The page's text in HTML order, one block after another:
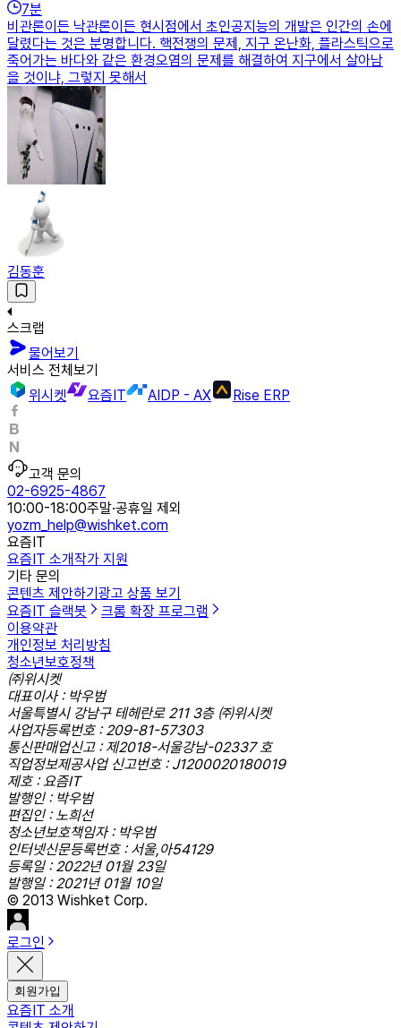
7분
비관론이든 낙관론이든 현시점에서 초인공지능의 개발은 인간의 손에
달렸다는 것은 분명합니다. 핵전쟁의 문제, 지구 온난화, 플라스틱으로
죽어가는 바다와 같은 환경오염의 문제를 해결하여 지구에서 살아남
을 것이냐, 그렇지 못해서
김동훈
스크랩
물어보기
서비스 전체보기
위시켓
요즘IT AIDP - AX Rise ERP
고객 문의
02-6925-4867
10:00-18:00주말·공휴일 제외
yozm_help@wishket.com
요즘IT
요즘IT 소개작가 지원
기타 문의
콘텐츠 제안하기 광고 상품 보기
요즘IT 슬랙봇
크롬 확장 프로그램
이용약관
개인정보 처리방침
청소년보호정책
㈜위시켓
대표이사 : 박우범
서울특별시 강남구 테헤란로 211 3층 ㈜위시켓
사업자등록번호 : 209-81-57303
통신판매업신고 : 제2018-서울강남-02337 호
직업정보제공사업 신고번호 : J1200020180019
제호 : 요즘IT
발행인 : 박우범
편집인 : 노희선
청소년보호책임자 : 박우범
인터넷신문등록번호 : 서울,아54129
등록일 : 2022년 01월 23일
발행일 : 2021년 01월 10일
© 2013 Wishket Corp.
로그인
회원가입
요즘IT 소개